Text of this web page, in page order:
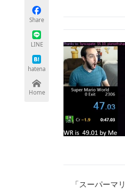
Share
LINE
hatena
Home
「スーパーマリ